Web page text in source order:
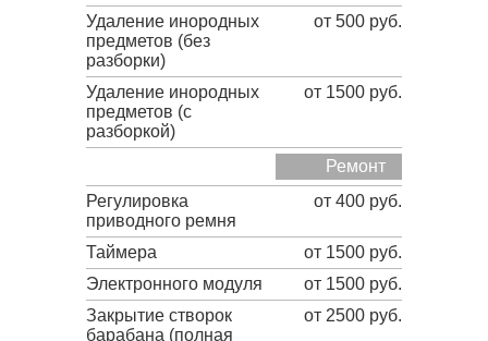
Удаление инородных
предметов (без
разборки)
от 500 руб.
Удаление инородных
предметов (с
разборкой)
от 1500 руб.
Ремонт
Регулировка
приводного ремня
от 400 руб.
Таймера
от 1500 руб.
Электронного модуля
от 1500 руб.
Закрытие створок
барабана (полная
от 2500 руб.